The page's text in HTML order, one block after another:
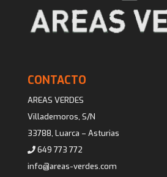
CONTACTO
AREAS VERDES
Villademoros, S/N
33788, Luarca – Asturias
649 773 772
info@areas-verdes.com